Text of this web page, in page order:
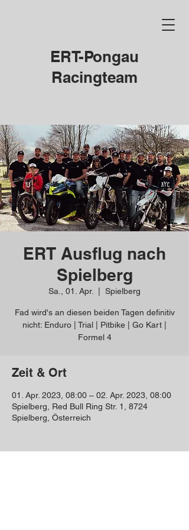
ERT-Pongau
Racingteam
ERT Ausflug nach
Spielberg
Sa., 01. Apr. Spielberg
Fad wird's an diesen beiden Tagen definitiv
nicht: Enduro | Trial | Pitbike | Go Kart |
Formel 4
Zeit & Ort
01. Apr. 2023, 08:00 – 02. Apr. 2023, 08:00
Spielberg, Red Bull Ring Str. 1, 8724
Spielberg, Österreich